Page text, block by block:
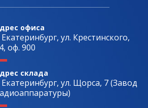
офиса
Екатеринбург, ул. Крестинского,
оф. 900
склада
Екатеринбург, ул. Щорса, 7 (Завод